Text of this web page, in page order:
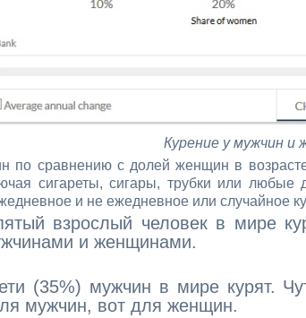
Курение у мужчин и
по сравнению с долей женщин в
сигареты, сигары, трубки или любые
и не ежедневное или случайное
взрослый человек в мире
и женщинами.
(35%) мужчин в мире курят.
мужчин, вот для женщин.